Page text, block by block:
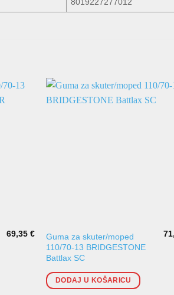
69,35 €
Guma za skuter/moped
110/70-13 BRIDGESTONE
Battlax SC
DODAJ U KOŠARICU